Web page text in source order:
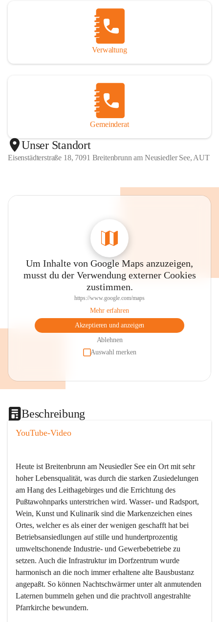
Verwaltung
Gemeinderat
Unser Standort
Eisenstädterstraße 18, 7091 Breitenbrunn am Neusiedler See, AUT
Um Inhalte von Google Maps anzuzeigen,
musst du der Verwendung externer Cookies
zustimmen.
https://www.google.com/maps
Mehr erfahren
Akzeptieren und anzeigen
Ablehnen
Auswahl merken
Beschreibung
YouTube-Video
Heute ist Breitenbrunn am Neusiedler See ein Ort mit sehr
hoher Lebensqualität, was durch die starken Zusiedelungen
am Hang des Leithagebirges und die Errichtung des
Pußtawohnparks unterstrichen wird. Wasser- und Radsport,
Wein, Kunst und Kulinarik sind die Markenzeichen eines
Ortes, welcher es als einer der wenigen geschafft hat bei
Betriebsansiedlungen auf stille und hundertprozentig
umweltschonende Industrie- und Gewerbebetriebe zu
setzen. Auch die Infrastruktur im Dorfzentrum wurde
harmonisch an die noch immer erhaltene alte Bausbustanz
angepaßt. So können Nachtschwärmer unter alt anmutenden
Laternen bummeln gehen und die prachtvoll angestrahlte
Pfarrkirche bewundern.